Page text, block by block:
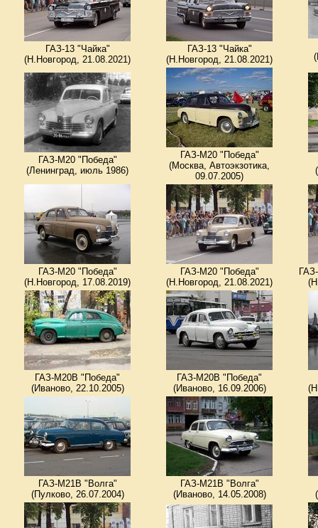
ГАЗ-13 "Чайка"
(Н.Новгород, 21.08.2021)
ГАЗ-13 "Чайка"
(Н.Новгород, 21.08.2021)
ГАЗ-М20 "Победа"
(Ленинград, июль 1986)
ГАЗ-М20 "Победа"
(Москва, Автоэкзотика,
09.07.2005)
ГАЗ-М20 "Победа"
(Н.Новгород, 17.08.2019)
ГАЗ-М20 "Победа"
(Н.Новгород, 21.08.2021)
ГАЗ-М20В "Победа"
(Иваново, 22.10.2005)
ГАЗ-М20В "Победа"
(Иваново, 16.09.2006)
ГАЗ-М21В "Волга"
(Пулково, 26.07.2004)
ГАЗ-М21В "Волга"
(Иваново, 14.05.2008)